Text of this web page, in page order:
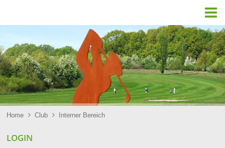

Home  Club  Interner Bereich
LOGIN